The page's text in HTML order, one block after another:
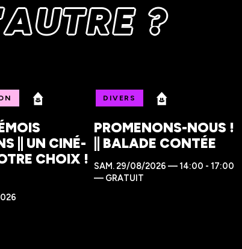
?
|| UN CINÉ-
CHOIX !
DIVERS
PROMENONS-NOUS !
|| BALADE CONTÉE
SAM.29/08/2026 — 14:00 - 17:00
— GRATUIT